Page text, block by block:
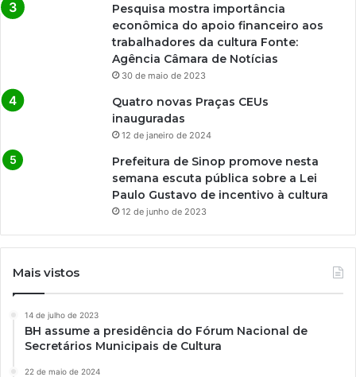
Pesquisa mostra importância
econômica do apoio financeiro aos
trabalhadores da cultura Fonte:
Agência Câmara de Notícias
30 de maio de 2023
Quatro novas Praças CEUs
inauguradas
12 de janeiro de 2024
Prefeitura de Sinop promove nesta
semana escuta pública sobre a Lei
Paulo Gustavo de incentivo à cultura
12 de junho de 2023
Mais vistos
14 de julho de 2023
BH assume a presidência do Fórum Nacional de
Secretários Municipais de Cultura
22 de maio de 2024